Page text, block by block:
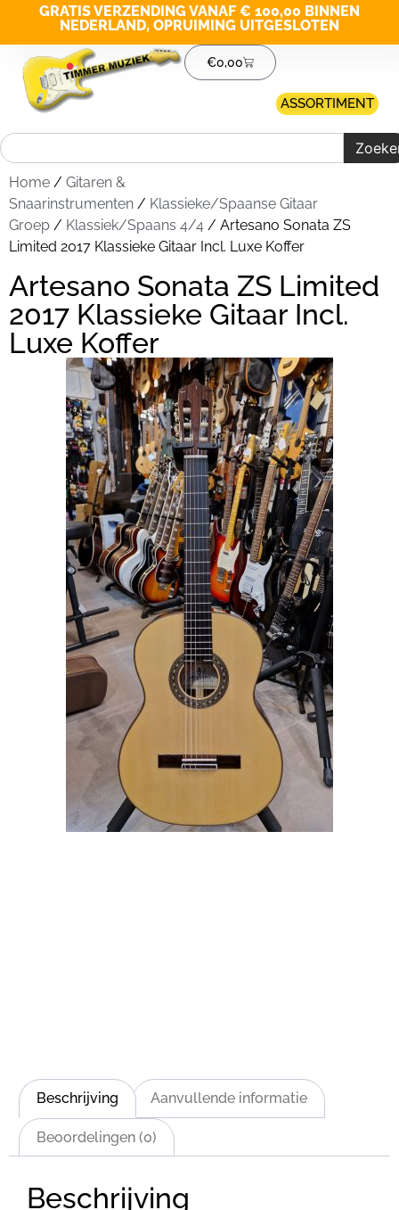
GRATIS VERZENDING VANAF € 100,00 BINNEN
NEDERLAND, OPRUIMING UITGESLOTEN
€0,00
ASSORTIMENT
Home / Gitaren &
Snaarinstrumenten / Klassieke/Spaanse Gitaar
Groep / Klassiek/Spaans 4/4 / Artesano Sonata ZS
Limited 2017 Klassieke Gitaar Incl. Luxe Koffer
Artesano Sonata ZS Limited
2017 Klassieke Gitaar Incl.
Luxe Koffer
Beschrijving Aanvullende informatie
Beoordelingen (0)
Beschrijving